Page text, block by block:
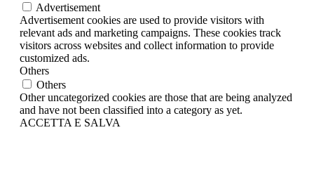
Advertisement
Advertisement cookies are used to provide visitors with
relevant ads and marketing campaigns. These cookies track
visitors across websites and collect information to provide
customized ads.
Others
Others
Other uncategorized cookies are those that are being analyzed
and have not been classified into a category as yet.
ACCETTA E SALVA